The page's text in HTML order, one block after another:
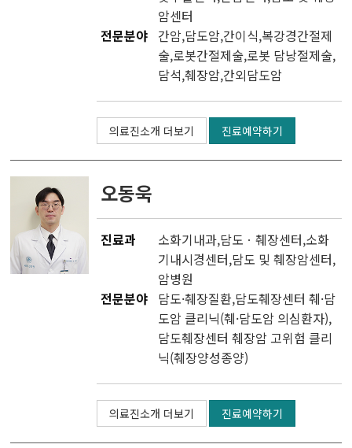
암센터
전문분야 간암,담도암,간이식,복강경간절제
술,로봇간절제술,로봇 담낭절제술,
담석,췌장암,간외담도암
의료진소개 더보기 진료예약하기
오동욱
진료과 소화기내과,담도ㆍ췌장센터,소화
기내시경센터,담도 및 췌장암센터,
암병원
전문분야 담도·췌장질환,담도췌장센터 췌·담
도암 클리닉(췌·담도암 의심환자),
담도췌장센터 췌장암 고위험 클리
닉(췌장양성종양)
의료진소개 더보기 진료예약하기